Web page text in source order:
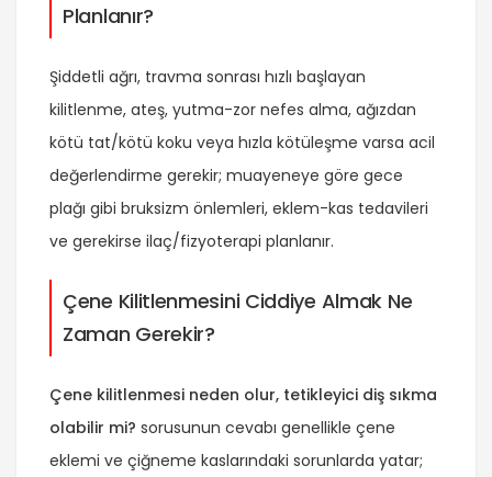
Planlanır?
Şiddetli ağrı, travma sonrası hızlı başlayan
kilitlenme, ateş, yutma-zor nefes alma, ağızdan
kötü tat/kötü koku veya hızla kötüleşme varsa acil
değerlendirme gerekir; muayeneye göre gece
plağı gibi bruksizm önlemleri, eklem-kas tedavileri
ve gerekirse ilaç/fizyoterapi planlanır.
Çene Kilitlenmesini Ciddiye Almak Ne
Zaman Gerekir?
Çene kilitlenmesi neden olur, tetikleyici diş sıkma
olabilir mi? sorusunun cevabı genellikle çene
eklemi ve çiğneme kaslarındaki sorunlarda yatar;